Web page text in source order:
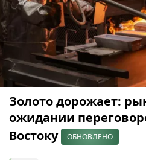
Золото дорожает:
ожидании
Востоку
ОБНОВЛЕНО